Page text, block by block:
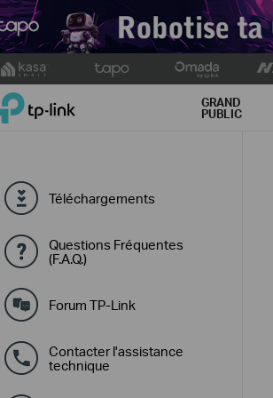
TP-Link, Reliably Smart GRAND
PUBLIC
Téléchargements
Questions Fréquentes
(F.A.Q.)
Forum TP-Link
Contacter l'assistance
technique